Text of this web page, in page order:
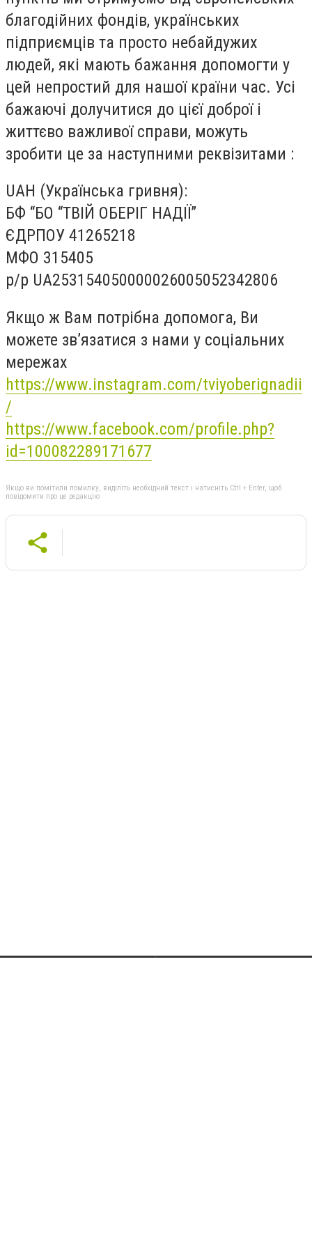
благодійних фондів, українських
підприємців та просто небайдужих
людей, які мають бажання допомогти у
цей непростий для нашої країни час. Усі
бажаючі долучитися до цієї доброї і
життєво важливої справи, можуть
зробити це за наступними реквізитами :
UAH (Українська гривня):
БФ “БО “ТВІЙ ОБЕРІГ НАДІЇ”
ЄДРПОУ 41265218
МФО 315405
р/р UA253154050000026005052342806
Якщо ж Вам потрібна допомога, Ви
можете зв’язатися з нами у соціальних
мережах
https://www.instagram.com/tviyoberignadii
/
https://www.facebook.com/profile.php?
id=100082289171677
Якщо ви помітили помилку, виділіть необхідний текст і натисніть Ctrl + Enter, щоб
повідомити про це редакцію